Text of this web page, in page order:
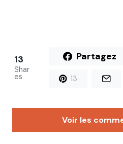
13
Shar
es
Partagez
13
Voir les